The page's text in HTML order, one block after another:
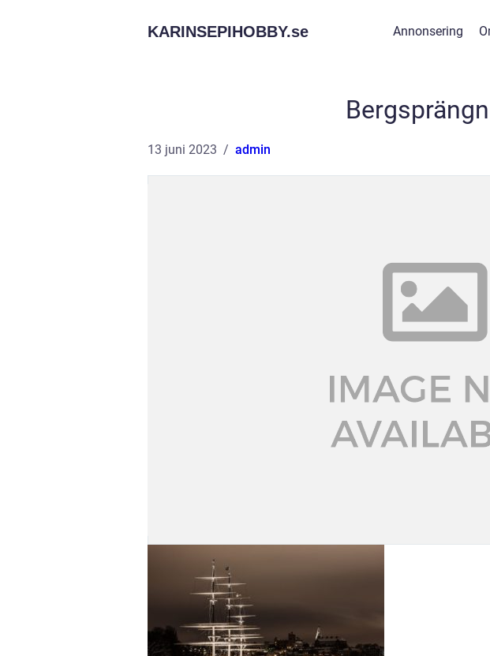
KARINSEPIHOBBY.se Annonsering
13 juni 2023 admin